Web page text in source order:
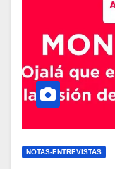
NOTAS-ENTREVISTAS